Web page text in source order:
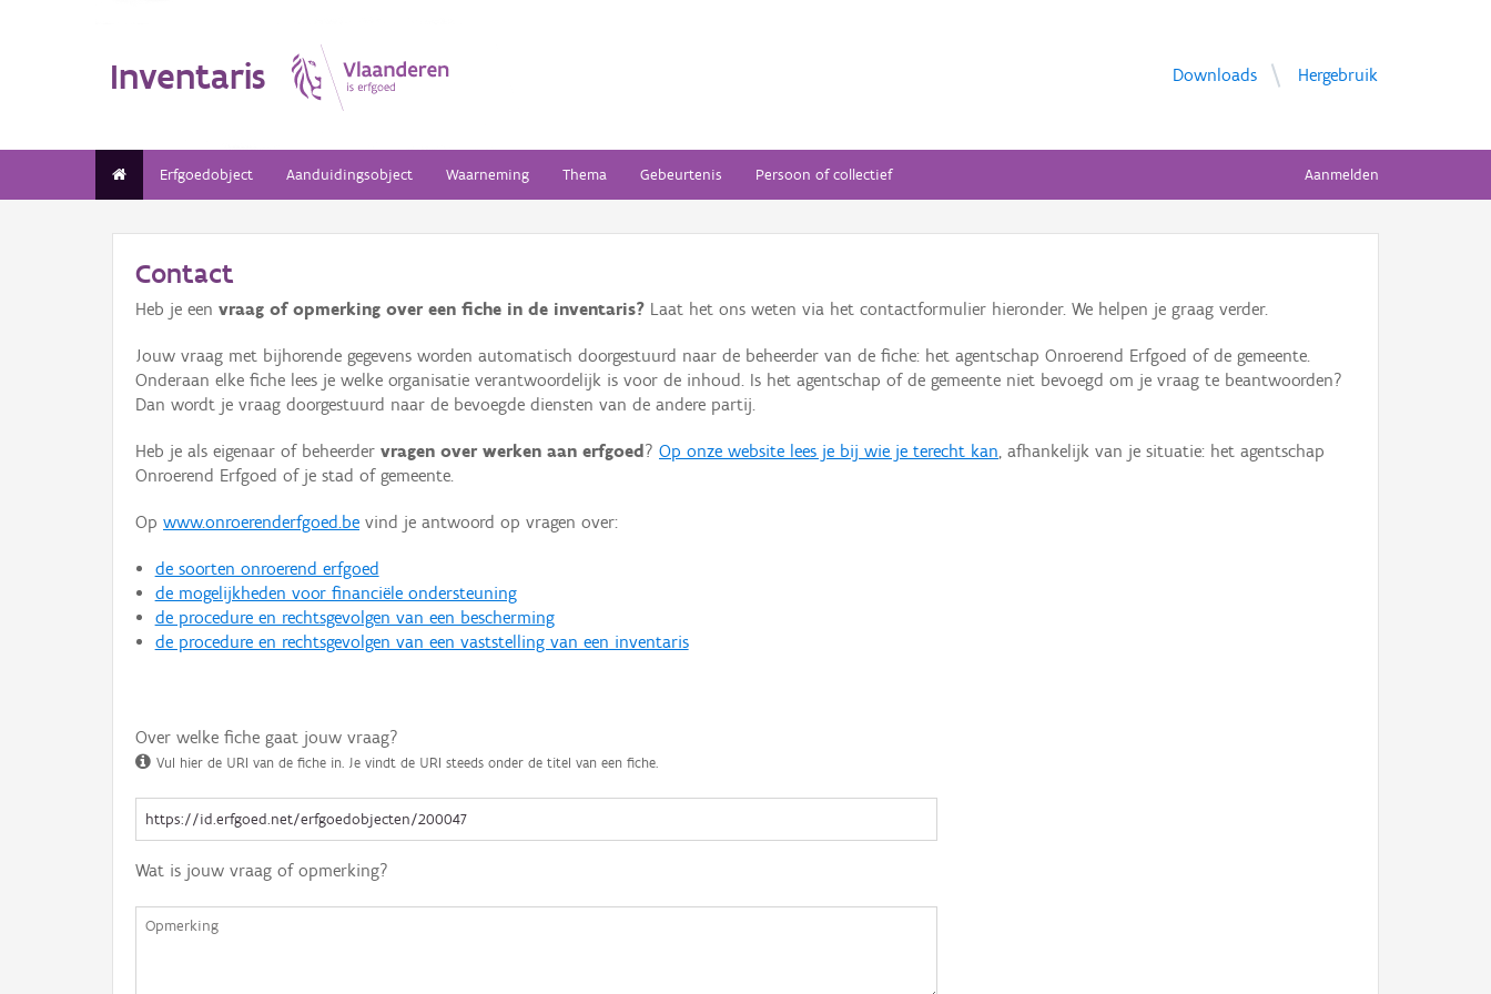
Inventaris Downloads Hergebruik
Erfgoedobject Aanduidingsobject Waarneming Thema Gebeurtenis Persoon of collectief Aanmelden
Contact
Heb je een vraag of opmerking over een fiche in de inventaris? Laat het ons weten via het contactformulier hieronder. We helpen je graag verder.
Jouw vraag met bijhorende gegevens worden automatisch doorgestuurd naar de beheerder van de fiche: het agentschap Onroerend Erfgoed of de gemeente.
Onderaan elke fiche lees je welke organisatie verantwoordelijk is voor de inhoud. Is het agentschap of de gemeente niet bevoegd om je vraag te beantwoorden?
Dan wordt je vraag doorgestuurd naar de bevoegde diensten van de andere partij.
Heb je als eigenaar of beheerder vragen over werken aan erfgoed ? Op onze website lees je bij wie je terecht kan, afhankelijk van je situatie: het agentschap
Onroerend Erfgoed of je stad of gemeente.
Op www.onroerenderfgoed.be vind je antwoord op vragen over:
de soorten onroerend erfgoed
de mogelijkheden voor financiële ondersteuning
de procedure en rechtsgevolgen van een bescherming
de procedure en rechtsgevolgen van een vaststelling van een inventaris
Over welke fiche gaat jouw vraag?
Vul hier de URI van de fiche in. Je vindt de URI steeds onder de titel van een fiche.
Wat is jouw vraag of opmerking?